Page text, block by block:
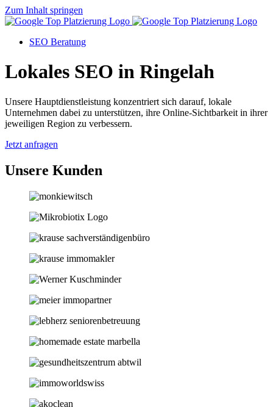
Zum Inhalt springen
SEO Beratung
Lokales SEO in Ringelah
Unsere Hauptdienstleistung konzentriert sich darauf, lokale
Unternehmen dabei zu unterstützen, ihre Online-Sichtbarkeit in ihrer
jeweiligen Region zu verbessern.
Jetzt anfragen
Unsere Kunden